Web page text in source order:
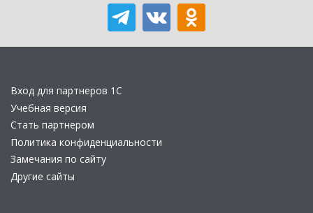
Вход для партнеров 1С
Учебная версия
Стать партнером
Политика конфиденциальности
Замечания по сайту
Другие сайты